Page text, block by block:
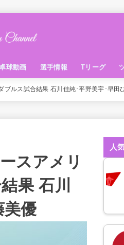
球動画 選手情報 Tリーグ
ルス試合結果 石川佳純･平野美宇･早田
スアメリ
果 石川
美優
人